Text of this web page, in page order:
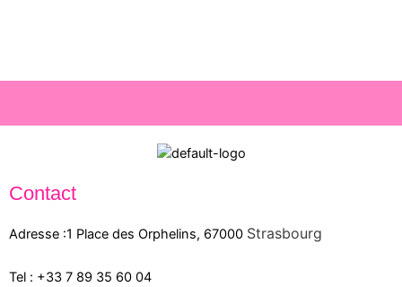
Contact
Adresse :1 Place des Orphelins, 67000 Strasbourg
Tel : +33 7 89 35 60 04